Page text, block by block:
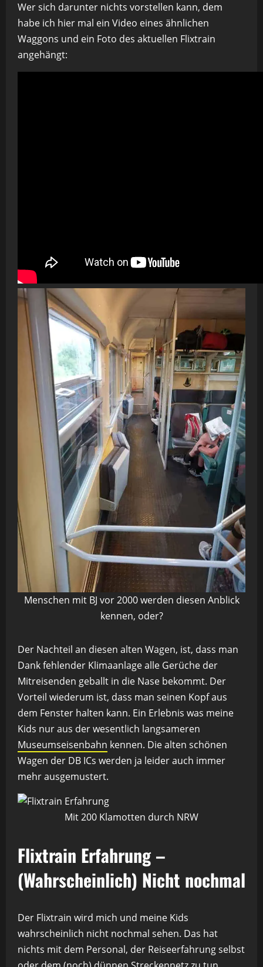
Wer sich darunter nichts vorstellen kann, dem
habe ich hier mal ein Video eines ähnlichen
Waggons und ein Foto des aktuellen Flixtrain
angehängt:
Menschen mit BJ vor 2000 werden diesen Anblick
kennen, oder?
Der Nachteil an diesen alten Wagen, ist, dass man
Dank fehlender Klimaanlage alle Gerüche der
Mitreisenden geballt in die Nase bekommt. Der
Vorteil wiederum ist, dass man seinen Kopf aus
dem Fenster halten kann. Ein Erlebnis was meine
Kids nur aus der wesentlich langsameren
Museumseisenbahn kennen. Die alten schönen
Wagen der DB ICs werden ja leider auch immer
mehr ausgemustert.
Mit 200 Klamotten durch NRW
Flixtrain Erfahrung –
(Wahrscheinlich) Nicht nochmal
Der Flixtrain wird mich und meine Kids
wahrscheinlich nicht nochmal sehen. Das hat
nichts mit dem Personal, der Reiseerfahrung selbst